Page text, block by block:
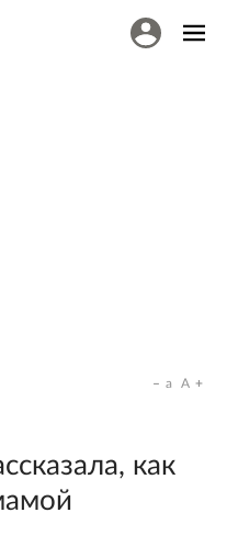
a A
как